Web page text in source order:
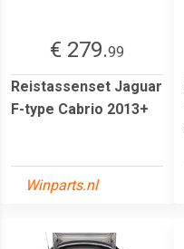
€ 279.99
Reistassenset Jaguar
F-type Cabrio 2013+
Winparts.nl